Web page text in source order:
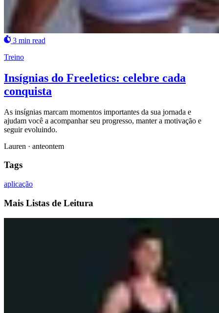
3 min read
Treino
Insígnias do Freeletics: celebre cada
conquista
As insígnias marcam momentos importantes da sua jornada e
ajudam você a acompanhar seu progresso, manter a motivação e
seguir evoluindo.
Lauren · anteontem
Tags
aplicação
Mais Listas de Leitura